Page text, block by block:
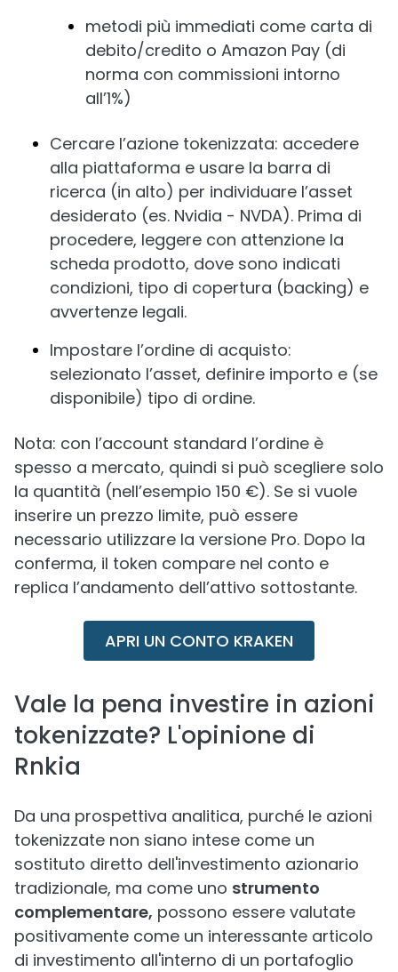
metodi più immediati come carta di
debito/credito o Amazon Pay (di
norma con commissioni intorno
all’1%)
Cercare l’azione tokenizzata: accedere
alla piattaforma e usare la barra di
ricerca (in alto) per individuare l’asset
desiderato (es. Nvidia - NVDA). Prima di
procedere, leggere con attenzione la
scheda prodotto, dove sono indicati
condizioni, tipo di copertura (backing) e
avvertenze legali.
Impostare l’ordine di acquisto:
selezionato l’asset, definire importo e (se
disponibile) tipo di ordine.
Nota: con l’account standard l’ordine è
spesso a mercato, quindi si può scegliere solo
la quantità (nell’esempio 150 €). Se si vuole
inserire un prezzo limite, può essere
necessario utilizzare la versione Pro. Dopo la
conferma, il token compare nel conto e
replica l’andamento dell’attivo sottostante.
APRI UN CONTO KRAKEN
Vale la pena investire in azioni
tokenizzate? L'opinione di
Rnkia
Da una prospettiva analitica, purché le azioni
tokenizzate non siano intese come un
sostituto diretto dell'investimento azionario
tradizionale, ma come uno strumento
complementare, possono essere valutate
positivamente come un interessante articolo
di investimento all'interno di un portafoglio